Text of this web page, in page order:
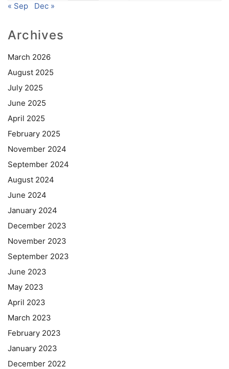
« Sep Dec »
Archives
March 2026
August 2025
July 2025
June 2025
April 2025
February 2025
November 2024
September 2024
August 2024
June 2024
January 2024
December 2023
November 2023
September 2023
June 2023
May 2023
April 2023
March 2023
February 2023
January 2023
December 2022